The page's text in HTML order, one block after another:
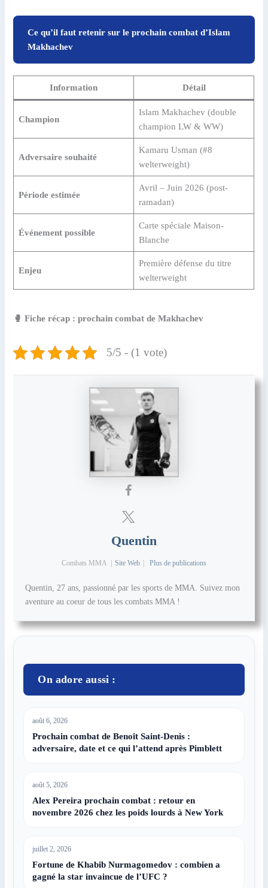
Ce qu’il faut retenir sur le prochain combat d’Islam
Makhachev
Information Détail
Champion
Islam Makhachev (double
champion LW & WW)
Adversaire souhaité
Kamaru Usman (#8
welterweight)
Période estimée
Avril – Juin 2026 (post-
ramadan)
Événement possible
Carte spéciale Maison-
Blanche
Enjeu
Première défense du titre
welterweight
🥊 Fiche récap : prochain combat de Makhachev
5/5 - (1 vote)
Quentin
Combats MMA Site Web Plus de publications
Quentin, 27 ans, passionné par les sports de MMA. Suivez mon
aventure au coeur de tous les combats MMA !
On adore aussi :
août 6, 2026
Prochain combat de Benoît Saint-Denis :
adversaire, date et ce qui l’attend après Pimblett
août 5, 2026
Alex Pereira prochain combat : retour en
novembre 2026 chez les poids lourds à New York
juillet 2, 2026
Fortune de Khabib Nurmagomedov : combien a
gagné la star invaincue de l’UFC ?